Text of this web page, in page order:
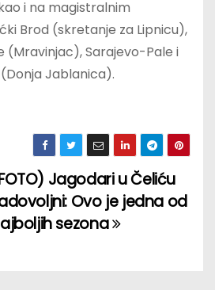
i na magistralnim
Brod (skretanje za Lipnicu),
(Mravinjac), Sarajevo-Pale i
Jablanica).
Jagodari u Čeliću
Ovo je jedna od
sezona